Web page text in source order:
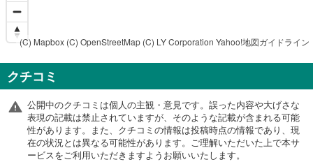
(C) Mapbox (C) OpenStreetMap (C) LY Corporation Yahoo!地図ガイドライン
クチコミ
公開中のクチコミは個人の主観・意見です。誤った内容や大げさな
表現の記載は禁止されていますが、そのような記載が含まれる可能
性があります。また、クチコミの情報は投稿時点の情報であり、現
在の状況とは異なる可能性があります。ご理解いただいた上で本サ
ービスをご利用いただきますようお願いいたします。